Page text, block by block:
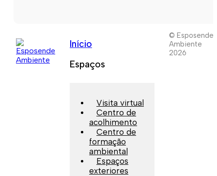
Início
Espaços
Visita virtual
Centro de
acolhimento
Centro de
formação
ambiental
Espaços
exteriores
© Esposende
Ambiente
2026